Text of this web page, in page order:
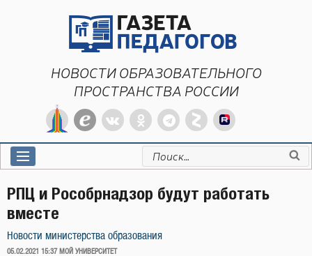
НОВОСТИ ОБРАЗОВАТЕЛЬНОГО
ПРОСТРАНСТВА РОССИИ
Искать:
РПЦ и Рособрнадзор будут работать
вместе
Новости министерства образования
ОПУБЛИКОВАНО
05.02.2021 15:37 МОЙ УНИВЕРСИТЕТ